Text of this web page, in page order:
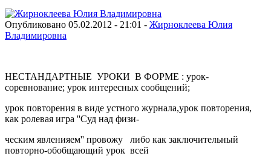
Опубликовано 05.02.2012 - 21:01 - Жирноклеева Юлия
Владимировна
НЕСТАНДАРТНЫЕ УРОКИ В ФОРМЕ : урок-
соревнование; урок интересных сообщений;
урок повторения в виде устного журнала,урок повторения,
как ролевая игра ''Суд над физи-
ческим явленияем'' провожу либо как заключительный
повторно-обобщающий урок всей